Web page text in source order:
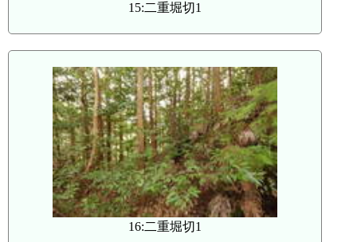
15:二重堀切1
16:二重堀切1